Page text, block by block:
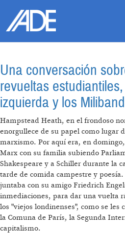
Una conversación
revueltas
izquierda y los Miliband
Hampstead Heath, en el frondoso
enorgullece de su papel como lugar
marxismo. Por aquí era, en
Marx con su familia subiendo
Shakespeare y a Schiller durante la
tarde de comida campestre y
juntaba con su amigo Friedrich
inmediaciones, para dar una vuelta
los "viejos londinenses", como se les
la Comuna de París, la Segunda
capitalismo.